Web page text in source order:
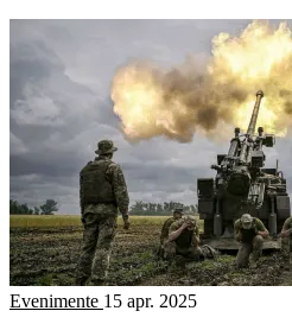
Evenimente 15 apr. 2025